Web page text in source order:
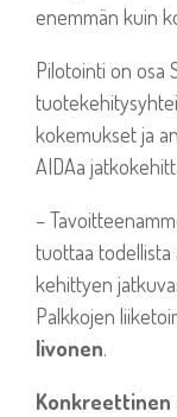
enemmän kuin
Pilotointi on osa
kokemukset ja
AIDAa
–
tuottaa
kehittyen
Palkkojen
Iivonen.
Konkreettinen